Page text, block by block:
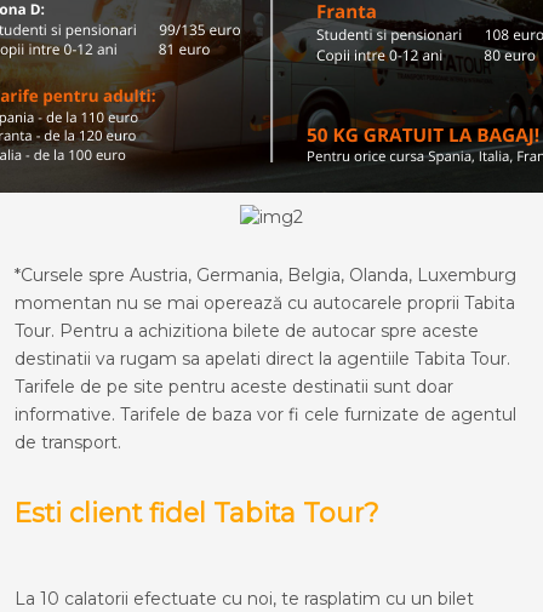
*Cursele spre Austria, Germania, Belgia, Olanda, Luxemburg
momentan nu se mai operează cu autocarele proprii Tabita
Tour. Pentru a achizitiona bilete de autocar spre aceste
destinatii va rugam sa apelati direct la agentiile Tabita Tour.
Tarifele de pe site pentru aceste destinatii sunt doar
informative. Tarifele de baza vor fi cele furnizate de agentul
de transport.
Esti client fidel Tabita Tour?
La 10 calatorii efectuate cu noi, te rasplatim cu un bilet